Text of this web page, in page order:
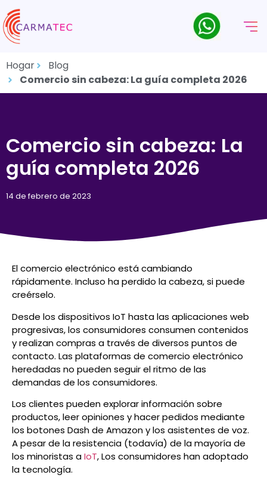
Hogar
Blog
Comercio sin cabeza: La guía completa 2026
Comercio sin cabeza: La
guía completa 2026
14 de febrero de 2023
El comercio electrónico está cambiando
rápidamente. Incluso ha perdido la cabeza, si puede
creérselo.
Desde los dispositivos IoT hasta las aplicaciones web
progresivas, los consumidores consumen contenidos
y realizan compras a través de diversos puntos de
contacto. Las plataformas de comercio electrónico
heredadas no pueden seguir el ritmo de las
demandas de los consumidores.
Los clientes pueden explorar información sobre
productos, leer opiniones y hacer pedidos mediante
los botones Dash de Amazon y los asistentes de voz.
A pesar de la resistencia (todavía) de la mayoría de
los minoristas aIoT, Los consumidores han adoptado
la tecnología.